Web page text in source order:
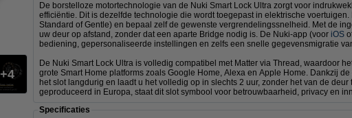
4
De borstelloze motortechnologie van de Nuki Smart Lock Ultra zorgt voor
efficiëntie. Dit is dezelfde technologie die wordt toegepast in elektrische
Standard of Gentle) en bepaal zelf de gewenste vergrendelingssnelheid. Met de
uw deur op afstand, zonder dat een aparte Bridge nodig is. De Nuki-app (voor iOS
bediening, gepersonaliseerde instellingen en zelfs een snelle gegevensmigratie
De Nuki Smart Lock Ultra is volledig compatibel met Matter via Thread, waardoor
grote Smart Home platforms zoals Google Home, Alexa en Apple Home. Dankzij
het slot langdurig en laadt u het volledig op in slechts 2 uur, zonder het van de deur
geproduceerd in Europa, staat dit slot symbool voor betrouwbaarheid, privacy en
Specificaties